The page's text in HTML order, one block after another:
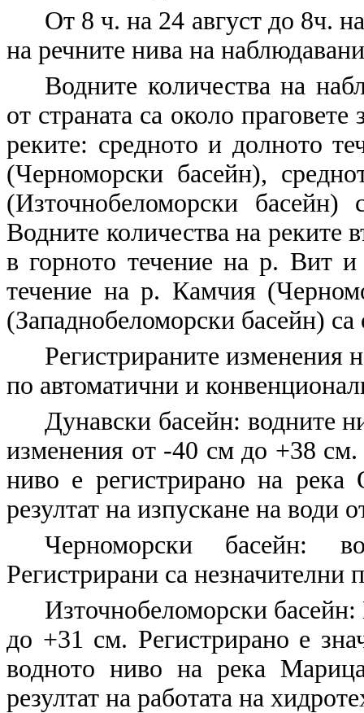
От 8 ч. на 24 август до 8ч.
на речните нива на
Водните количества на
от страната са около
реките: средното и долното
(Черноморски басейн),
(Източнобеломорски
Водните количества на реките
в горното течение на р. Вит
течение на р. Камчия
(Западнобеломорски басейн) са
Регистрираните изменения
по автоматични и
Дунавски басейн: водните
изменения от -40 см до +38
ниво е регистрирано на
резултат на изпускане на води
Черноморски басейн:
Регистрирани са
Източнобеломорски
до +31 см. Регистрирано е
водното ниво на река
резултат на работата на